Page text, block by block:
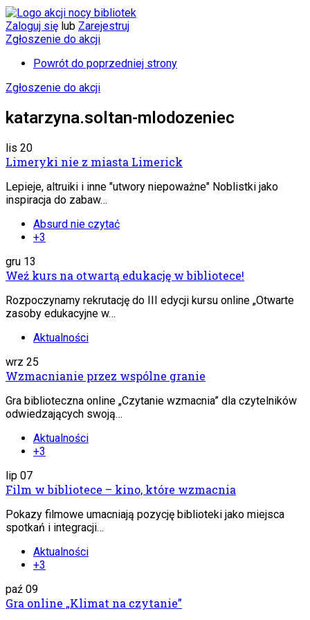
Zaloguj się lub Zarejestruj
Zgłoszenie do akcji
Powrót do poprzedniej strony
Zgłoszenie do akcji
katarzyna.soltan-mlodozeniec
lis 20
Limeryki nie z miasta Limerick
Lepieje, altruiki i inne "utwory niepoważne" Noblistki jako
inspiracja do zabaw…
Absurd nie czytać
+3
gru 13
Weź kurs na otwartą edukację w bibliotece!
Rozpoczynamy rekrutację do III edycji kursu online „Otwarte
zasoby edukacyjne w…
Aktualności
wrz 25
Wzmacnianie przez wspólne granie
Gra biblioteczna online „Czytanie wzmacnia” dla czytelników
odwiedzających swoją…
Aktualności
+3
lip 07
Film w bibliotece – kino, które wzmacnia
Pokazy filmowe umacniają pozycję biblioteki jako miejsca
spotkań i integracji…
Aktualności
+3
paź 09
Gra online „Klimat na czytanie”